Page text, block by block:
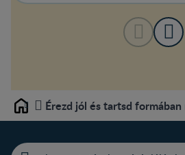
Home Érezd jól és tartsd